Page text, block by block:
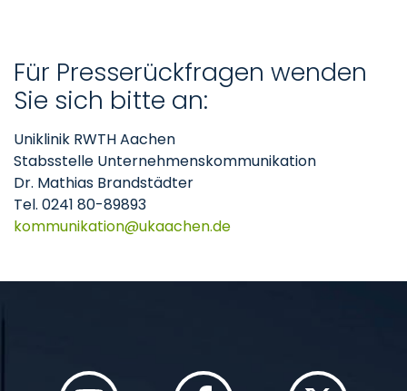
Für Presserückfragen wenden
Sie sich bitte an:
Uniklinik RWTH Aachen
Stabsstelle Unternehmenskommunikation
Dr. Mathias Brandstädter
Tel. 0241 80-89893
kommunikation
ukaachende